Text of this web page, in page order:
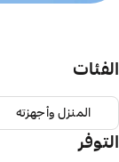
الفئات
المنزل وأجهزته
التوفر